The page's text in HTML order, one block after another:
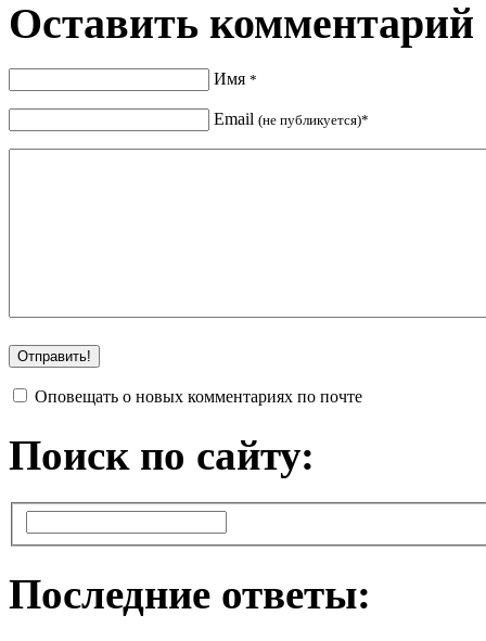
Оставить комментарий
Имя *
Email (не публикуется)*
Оповещать о новых комментариях по почте
Поиск по сайту:
Последние ответы: